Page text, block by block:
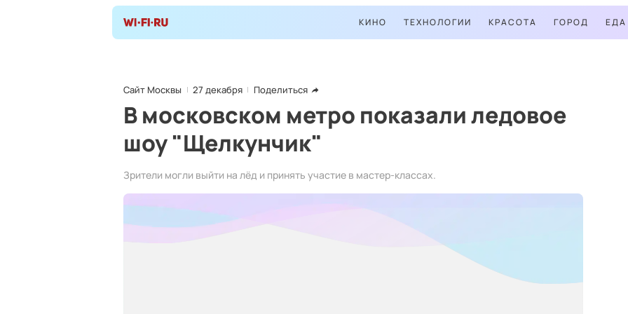
КИНО ТЕХНОЛОГИИ КРАСОТА ГОРОД ЕДА
Сайт Москвы 27 декабря Поделиться
В московском метро показали ледовое
шоу "Щелкунчик"
Зрители могли выйти на лёд и принять участие в мастер-классах.